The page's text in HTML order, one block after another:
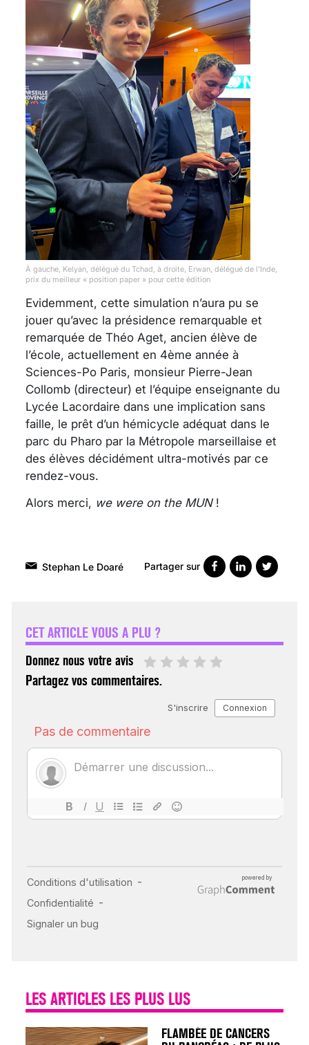
À gauche, Kelyan, délégué du Tchad, à droite, Erwan, délégué de l’Inde,
prix du meilleur « position paper » pour cette édition
Evidemment, cette simulation n’aura pu se
jouer qu’avec la présidence remarquable et
remarquée de Théo Aget, ancien élève de
l’école, actuellement en 4ème année à
Sciences-Po Paris, monsieur Pierre-Jean
Collomb (directeur) et l’équipe enseignante du
Lycée Lacordaire dans une implication sans
faille, le prêt d’un hémicycle adéquat dans le
parc du Pharo par la Métropole marseillaise et
des élèves décidément ultra-motivés par ce
rendez-vous.
Alors merci, we were on the MUN!
Stephan Le Doaré Partager sur
CET ARTICLE VOUS A PLU ?
Donnez nous votre avis
Partagez vos commentaires.
LES ARTICLES LES PLUS LUS
ÉCHO : DES IMAGES
POUR TOUTES LES
18 juil 2022
INSUFFISANCE
CARDIAQUE : LES
FLAMBÉE DE CANCERS